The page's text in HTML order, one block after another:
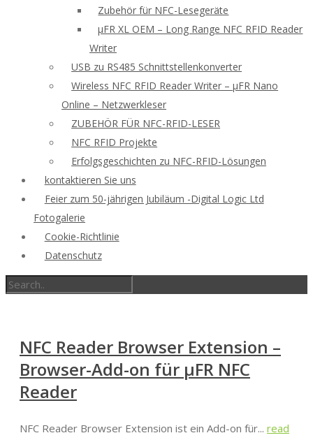
Zubehör für NFC-Lesegeräte
μFR XL OEM – Long Range NFC RFID Reader
Writer
USB zu RS485 Schnittstellenkonverter
Wireless NFC RFID Reader Writer – μFR Nano
Online – Netzwerkleser
ZUBEHÖR FÜR NFC-RFID-LESER
NFC RFID Projekte
Erfolgsgeschichten zu NFC-RFID-Lösungen
kontaktieren Sie uns
Feier zum 50-jährigen Jubiläum -Digital Logic Ltd
Fotogalerie
Cookie-Richtlinie
Datenschutz
NFC Reader Browser Extension –
Browser-Add-on für μFR NFC
Reader
NFC Reader Browser Extension ist ein Add-on für... read